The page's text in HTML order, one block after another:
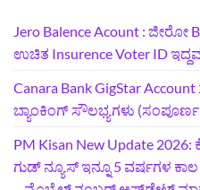
Jero Balence Acount : ಜೀರೋ
ಉಚಿತ Insurence Voter ID
Canara Bank GigStar
ಬ್ಯಾಂಕಿಂಗ್ ಸೌಲಭ್ಯಗಳು
PM Kisan New Update
ಗುಡ್‌ ನ್ಯೂಸ್ ಇನ್ನೂ 5 ವರ್ಷಗಳ